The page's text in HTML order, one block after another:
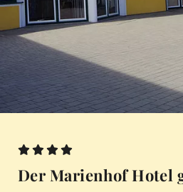
   
Der Marienhof Hotel